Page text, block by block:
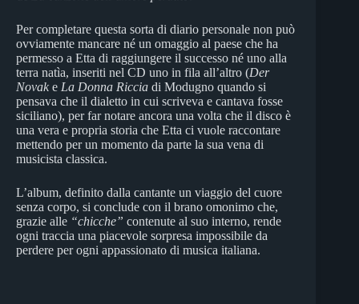
Per completare questa sorta di diario personale non può
ovviamente mancare né un omaggio al paese che ha
permesso a Etta di raggiungere il successo né uno alla
terra natìa, inseriti nel CD uno in fila all’altro (Der
Novak e La Donna Riccia di Modugno quando si
pensava che il dialetto in cui scriveva e cantava fosse
siciliano), per far notare ancora una volta che il disco è
una vera e propria storia che Etta ci vuole raccontare
mettendo per un momento da parte la sua vena di
musicista classica.
L’album, definito dalla cantante un viaggio del cuore
senza corpo, si conclude con il brano omonimo che,
grazie alle “chicche” contenute al suo interno, rende
ogni traccia una piacevole sorpresa impossibile da
perdere per ogni appassionato di musica italiana.